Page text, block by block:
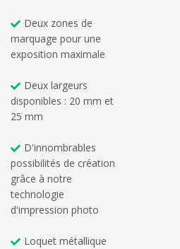
Deux zones de
marquage pour une
exposition maximale
Deux largeurs
disponibles : 20 mm et
25 mm
D'innombrables
possibilités de création
grâce à notre
technologie
d'impression photo
Loquet métallique